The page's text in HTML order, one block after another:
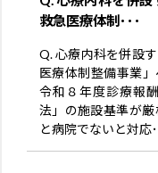
救急医療体制･･･
Q. 心療内科を併設
医療体制整備事業
令和８年度診療報
法」の施設基準が
と病院でないと対応